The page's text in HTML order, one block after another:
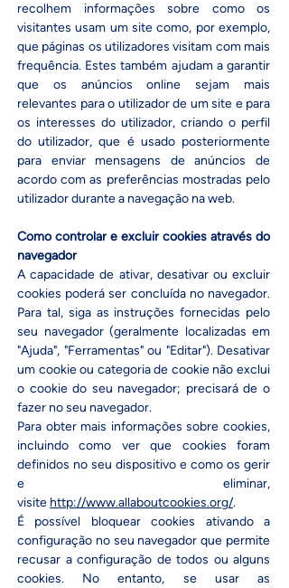
recolhem informações sobre como os
visitantes usam um site como, por exemplo,
que páginas os utilizadores visitam com mais
frequência. Estes também ajudam a garantir
que os anúncios online sejam mais
relevantes para o utilizador de um site e para
os interesses do utilizador, criando o perfil
do utilizador, que é usado posteriormente
para enviar mensagens de anúncios de
acordo com as preferências mostradas pelo
utilizador durante a navegação na web.
Como controlar e excluir cookies através do
navegador
A capacidade de ativar, desativar ou excluir
cookies poderá ser concluída no navegador.
Para tal, siga as instruções fornecidas pelo
seu navegador (geralmente localizadas em
"Ajuda", "Ferramentas" ou "Editar"). Desativar
um cookie ou categoria de cookie não exclui
o cookie do seu navegador; precisará de o
fazer no seu navegador.
Para obter mais informações sobre cookies,
incluindo como ver que cookies foram
definidos no seu dispositivo e como os gerir
e eliminar,
visite http://www.allaboutcookies.org/.
É possível bloquear cookies ativando a
configuração no seu navegador que permite
recusar a configuração de todos ou alguns
cookies. No entanto, se usar as